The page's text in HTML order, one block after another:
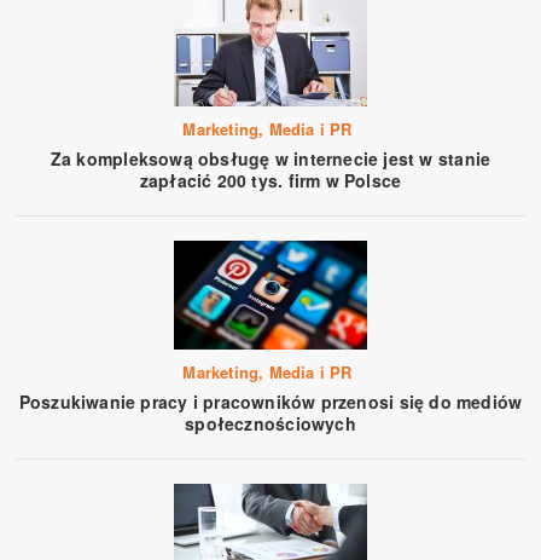
Marketing, Media i PR
Za kompleksową obsługę w internecie jest w stanie
zapłacić 200 tys. firm w Polsce
Marketing, Media i PR
Poszukiwanie pracy i pracowników przenosi się do mediów
społecznościowych